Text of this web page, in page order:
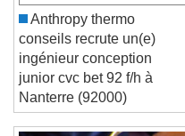
Close Modal Dialog
End of dialog window.
Anthropy thermo
conseils recrute un(e)
ingénieur conception
junior cvc bet 92 f/h à
Nanterre (92000)